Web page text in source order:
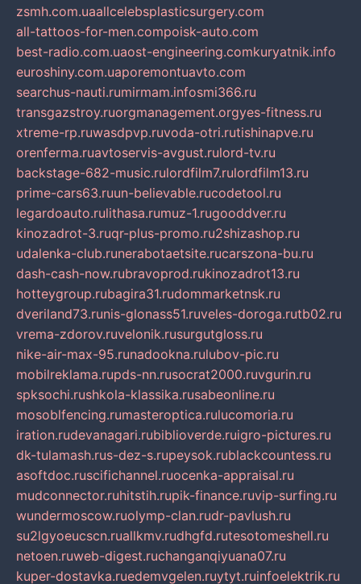
zsmh.com.uaallcelebsplasticsurgery.com
all-tattoos-for-men.compoisk-auto.com
best-radio.com.uaost-engineering.comkuryatnik.info
euroshiny.com.uaporemontuavto.com
searchus-nauti.rumirmam.infosmi366.ru
transgazstroy.ruorgmanagement.orgyes-fitness.ru
xtreme-rp.ruwasdpvp.ruvoda-otri.rutishinapve.ru
orenferma.ruavtoservis-avgust.rulord-tv.ru
backstage-682-music.rulordfilm7.rulordfilm13.ru
prime-cars63.ruun-believable.rucodetool.ru
legardoauto.rulithasa.rumuz-1.rugooddver.ru
kinozadrot-3.ruqr-plus-promo.ru2shizashop.ru
udalenka-club.runerabotaetsite.rucarszona-bu.ru
dash-cash-now.rubravoprod.rukinozadrot13.ru
hotteygroup.rubagira31.rudommarketnsk.ru
dveriland73.runis-glonass51.ruveles-doroga.rutb02.ru
vrema-zdorov.ruvelonik.rusurgutgloss.ru
nike-air-max-95.runadookna.rulubov-pic.ru
mobilreklama.rupds-nn.rusocrat2000.ruvgurin.ru
spksochi.rushkola-klassika.rusabeonline.ru
mosoblfencing.rumasteroptica.rulucomoria.ru
iration.rudevanagari.rubiblioverde.ruigro-pictures.ru
dk-tulamash.rus-dez-s.rupeysok.rublackcountess.ru
asoftdoc.ruscifichannel.ruocenka-appraisal.ru
mudconnector.ruhitstih.rupik-finance.ruvip-surfing.ru
wundermoscow.ruolymp-clan.rudr-pavlush.ru
su2lgyoeucscn.ruallkmv.rudhgfd.rutesotomeshell.ru
netoen.ruweb-digest.ruchanganqiyuana07.ru
kuper-dostavka.ruedemvgelen.ruytyt.ruinfoelektrik.ru